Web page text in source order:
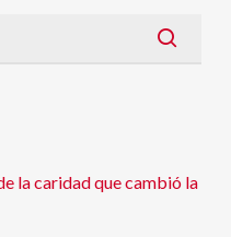
la caridad que cambió la